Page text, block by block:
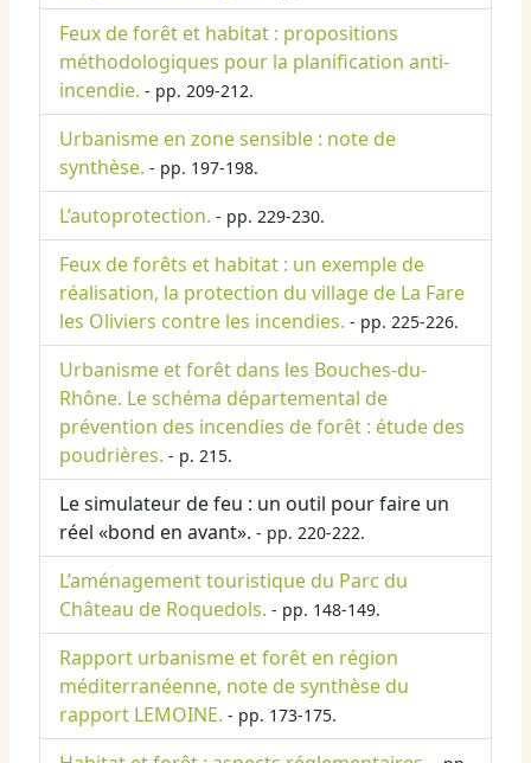
Feux de forêt et habitat : propositions
méthodologiques pour la planification anti-
incendie. - pp. 209-212.
Urbanisme en zone sensible : note de
synthèse. - pp. 197-198.
L’autoprotection. - pp. 229-230.
Feux de forêts et habitat : un exemple de
réalisation, la protection du village de La Fare
les Oliviers contre les incendies. - pp. 225-226.
Urbanisme et forêt dans les Bouches-du-
Rhône. Le schéma départemental de
prévention des incendies de forêt : étude des
poudrières. - p. 215.
Le simulateur de feu : un outil pour faire un
réel «bond en avant». - pp. 220-222.
L’aménagement touristique du Parc du
Château de Roquedols. - pp. 148-149.
Rapport urbanisme et forêt en région
méditerranéenne, note de synthèse du
rapport LEMOINE. - pp. 173-175.